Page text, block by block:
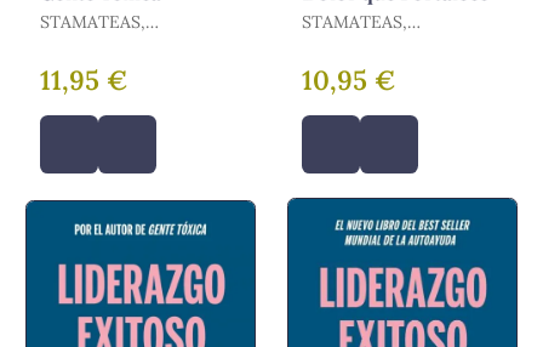
STAMATEAS,
11,95 €
STAMATEAS,
10,95 €